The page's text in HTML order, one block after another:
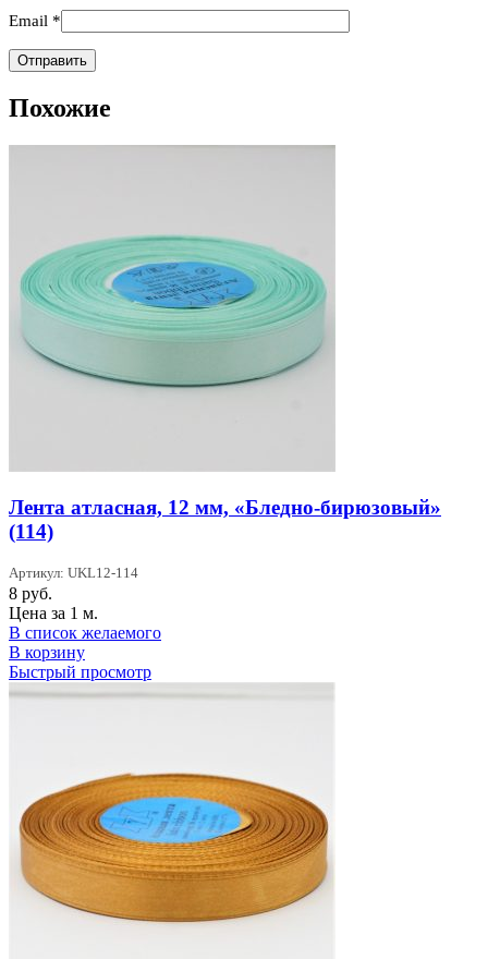
Email *
Похожие
Лента атласная, 12 мм, «Бледно-бирюзовый»
(114)
Артикул: UKL12-114
8 руб.
Цена за 1 м.
В список желаемого
В корзину
Быстрый просмотр